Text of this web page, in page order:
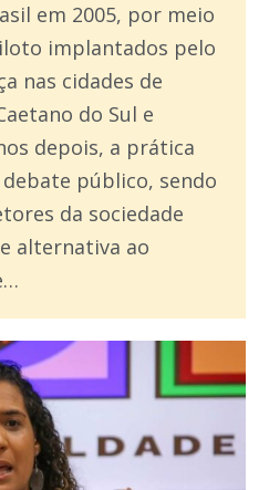
em 2005, por meio
implantados pelo
nas cidades de
do Sul e
depois, a prática
público, sendo
da sociedade
alternativa ao